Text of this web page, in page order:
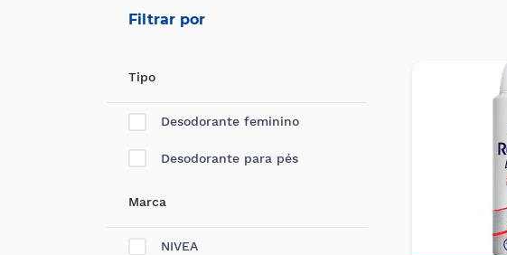
Filtrar por
Tipo
Desodorante feminino
Desodorante para pés
Marca
NIVEA